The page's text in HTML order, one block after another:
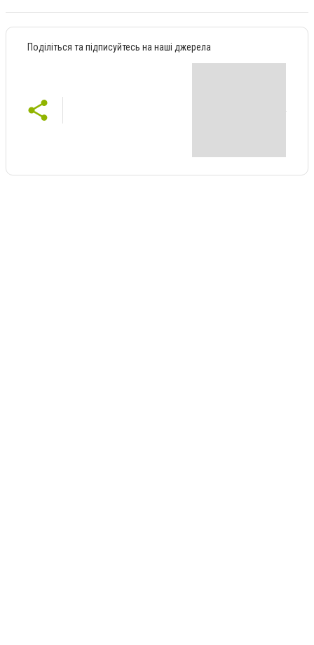
Поділіться та підписуйтесь на наші джерела